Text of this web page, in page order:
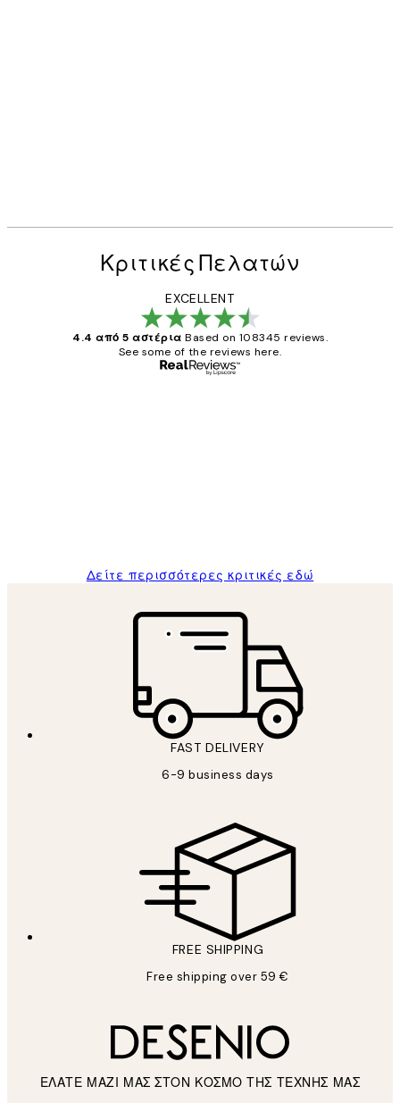
Κριτικές Πελατών
EXCELLENT
4.4 από 5 αστέρια Based on 108345 reviews.
See some of the reviews here.
Δείτε περισσότερες κριτικές εδώ
FAST DELIVERY
6-9 business days
FREE SHIPPING
Free shipping over 59 €
ΕΛΑΤΕ ΜΑΖΙ ΜΑΣ ΣΤΟΝ ΚΟΣΜΟ ΤΗΣ ΤΕΧΝΗΣ ΜΑΣ